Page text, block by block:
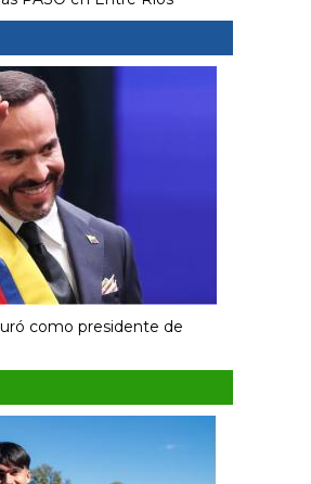
como presidente de